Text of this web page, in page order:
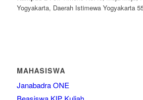
Yogyakarta, Daerah Istimewa Yogyakarta
MAHASISWA
Janabadra ONE